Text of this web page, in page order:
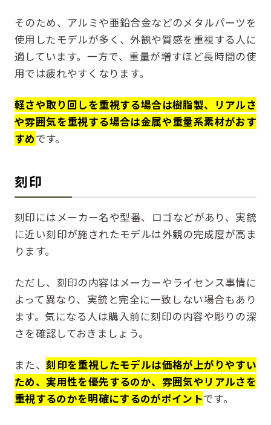
そのため、アルミや亜鉛合金などのメタルパーツを
使用したモデルが多く、外観や質感を重視する人に
適しています。一方で、重量が増すほど長時間の使
用では疲れやすくなります。
軽さや取り回しを重視する場合は樹脂製、リアルさ
や雰囲気を重視する場合は金属や重量系素材がおす
すめです。
刻印
刻印にはメーカー名や型番、ロゴなどがあり、実銃
に近い刻印が施されたモデルは外観の完成度が高ま
ります。
ただし、刻印の内容はメーカーやライセンス事情に
よって異なり、実銃と完全に一致しない場合もあり
ます。気になる人は購入前に刻印の内容や彫りの深
さを確認しておきましょう。
また、刻印を重視したモデルは価格が上がりやすい
ため、実用性を優先するのか、雰囲気やリアルさを
重視するのかを明確にするのがポイントです。